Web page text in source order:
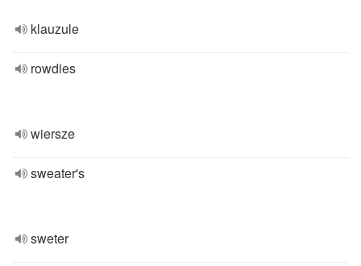
klauzule
rowdies
wiersze
sweater's
sweter